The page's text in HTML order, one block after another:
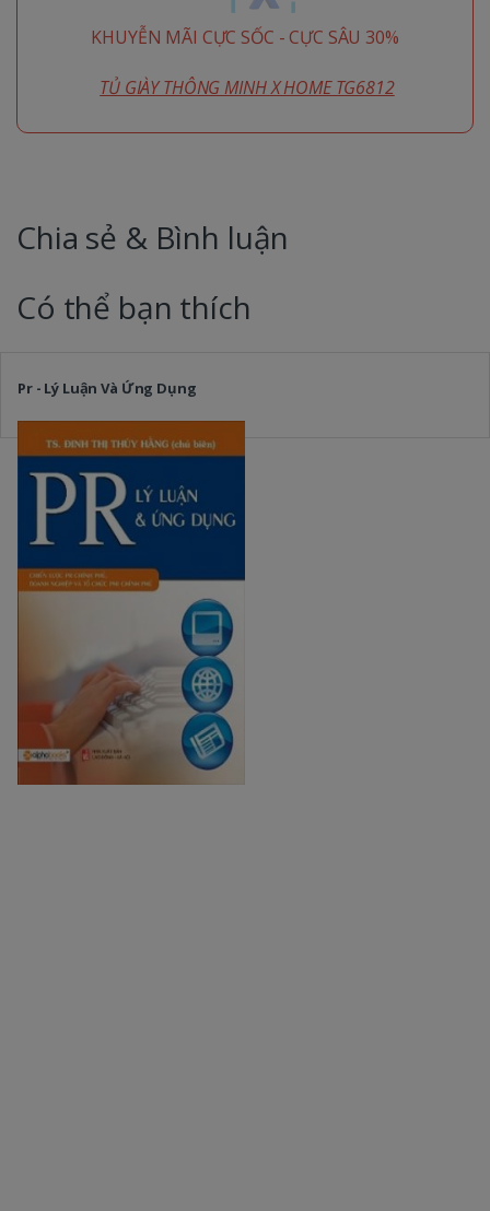
KHUYỄN MÃI CỰC SỐC - CỰC SÂU 30%
TỦ GIÀY THÔNG MINH X HOME TG6812
Chia sẻ & Bình luận
Có thể bạn thích
Pr - Lý Luận Và Ứng Dụng